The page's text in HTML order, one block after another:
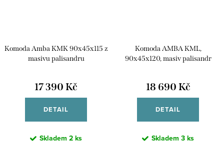
Komoda Amba KMK 90x45x115 z
masivu palisandru
17 390 Kč
DETAIL
Skladem 2 ks
Komoda AMBA KML,
90x45x120, masiv palisandr
18 690 Kč
DETAIL
Skladem 3 ks